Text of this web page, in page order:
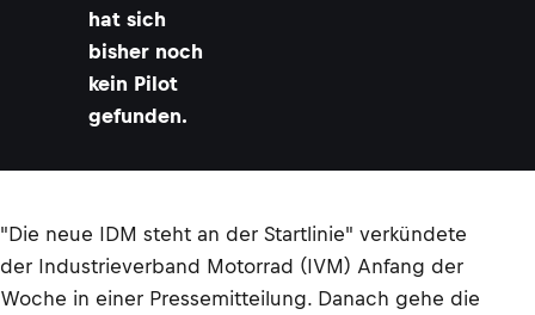
hat sich
bisher noch
kein Pilot
gefunden.
"Die neue IDM steht an der Startlinie" verkündete
der Industrieverband Motorrad (IVM) Anfang der
Woche in einer Pressemitteilung. Danach gehe die